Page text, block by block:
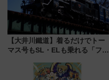
【大井川鐵道】着るだけでトー
マス号もSL・ELも乗れる「フリ
受注販売